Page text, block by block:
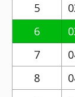
5
6
7
8